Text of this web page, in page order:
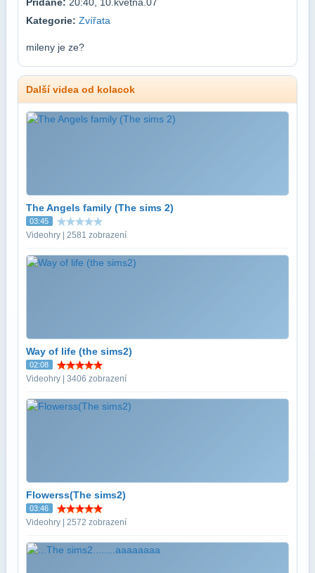
Kategorie: Zvířata
mileny je ze?
Další videa od kolacok
The Angels family (The sims 2)
03:45
Videohry | 2581 zobrazení
Way of life (the sims2)
02:08
Videohry | 3406 zobrazení
Flowerss(The sims2)
03:46
Videohry | 2572 zobrazení